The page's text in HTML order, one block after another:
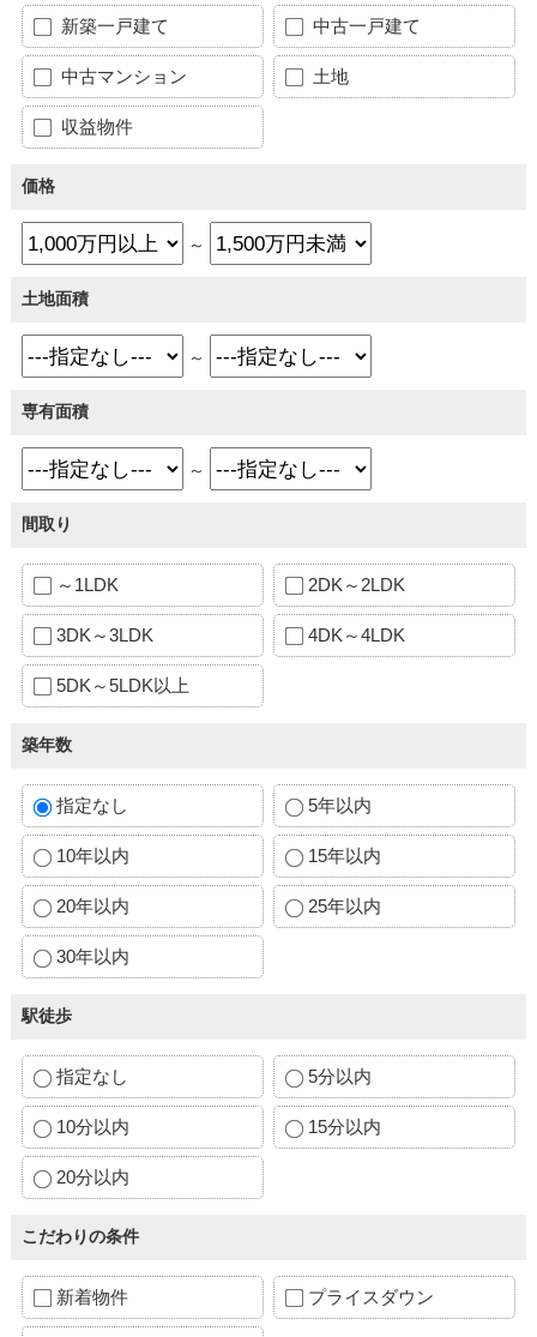
新築一戸建て 中古一戸建て
中古マンション 土地
収益物件
価格
～
土地面積
～
専有面積
～
間取り
～1LDK 2DK～2LDK
3DK～3LDK 4DK～4LDK
5DK～5LDK以上
築年数
指定なし 5年以内
10年以内 15年以内
20年以内 25年以内
30年以内
駅徒歩
指定なし 5分以内
10分以内 15分以内
20分以内
こだわりの条件
新着物件 プライスダウン